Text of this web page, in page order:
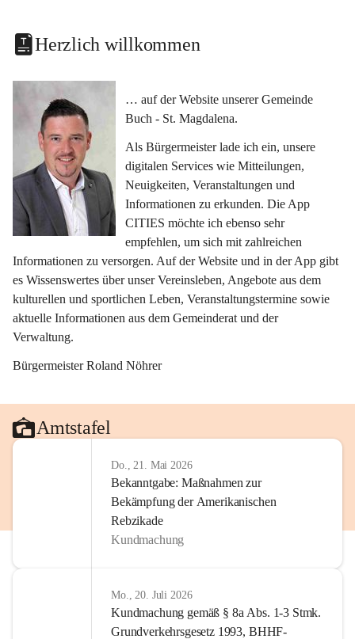
Herzlich willkommen
… auf der Website unserer Gemeinde
Buch - St. Magdalena.
Als Bürgermeister lade ich ein, unsere
digitalen Services wie Mitteilungen,
Neuigkeiten, Veranstaltungen und
Informationen zu erkunden. Die App
CITIES möchte ich ebenso sehr
empfehlen, um sich mit zahlreichen
Informationen zu versorgen. Auf der Website und in der App gibt
es Wissenswertes über unser Vereinsleben, Angebote aus dem
kulturellen und sportlichen Leben, Veranstaltungstermine sowie
aktuelle Informationen aus dem Gemeinderat und der
Verwaltung.
Bürgermeister Roland Nöhrer
Amtstafel
Do., 21. Mai 2026
Bekanntgabe: Maßnahmen zur
Bekämpfung der Amerikanischen
Rebzikade
Kundmachung
Mo., 20. Juli 2026
Kundmachung gemäß § 8a Abs. 1-3 Stmk.
Grundverkehrsgesetz 1993, BHHF-